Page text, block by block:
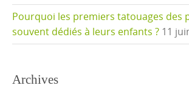
Pourquoi les premiers tatouages des
souvent dédiés à leurs enfants ? 11
Archives